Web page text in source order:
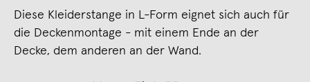
Diese Kleiderstange in L-Form eignet sich auch für
die Deckenmontage - mit einem Ende an der
Decke, dem anderen an der Wand.